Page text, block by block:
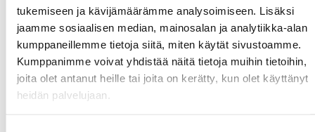
tukemiseen ja kävijämäärämme analysoimiseen. Lisäksi
jaamme sosiaalisen median, mainosalan ja analytiikka-alan
kumppaneillemme tietoja siitä, miten käytät sivustoamme.
Kumppanimme voivat yhdistää näitä tietoja muihin tietoihin,
joita olet antanut heille tai joita on kerätty, kun olet käyttänyt
heidän palvelujaan.
03.08.
Tule töihin Kalafornian asiakaspalveluun
03.08.
Golfshop Open 27r